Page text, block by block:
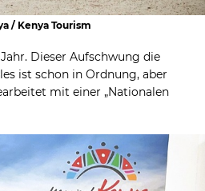
/ Kenya Tourism
Dieser Aufschwung die
ist schon in Ordnung, aber
mit einer „Nationalen